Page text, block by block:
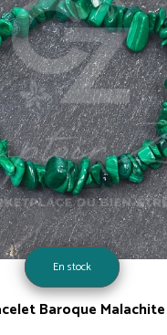
En stock
Baroque Malachite